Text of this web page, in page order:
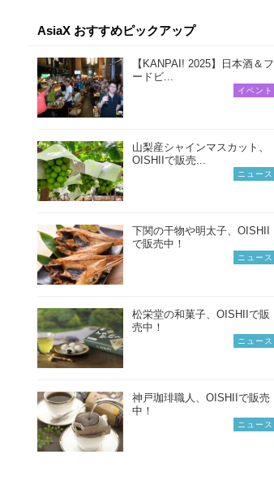
AsiaX おすすめピックアップ
【KANPAI! 2025】日本酒＆フ
ードビ...
イベント
山梨産シャインマスカット、
OISHIIで販売...
ニュース
下関の干物や明太子、OISHII
で販売中！
ニュース
松栄堂の和菓子、OISHIIで販
売中！
ニュース
神戸珈琲職人、OISHIIで販売
中！
ニュース